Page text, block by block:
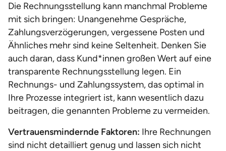
Die Rechnungsstellung kann manchmal Probleme
mit sich bringen: Unangenehme Gespräche,
Zahlungsverzögerungen, vergessene Posten und
Ähnliches mehr sind keine Seltenheit. Denken Sie
auch daran, dass Kund*innen großen Wert auf eine
transparente Rechnungsstellung legen. Ein
Rechnungs- und Zahlungssystem, das optimal in
Ihre Prozesse integriert ist, kann wesentlich dazu
beitragen, die genannten Probleme zu vermeiden.
Vertrauensmindernde Faktoren: Ihre Rechnungen
sind nicht detailliert genug und lassen sich nicht